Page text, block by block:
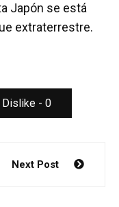
Japón se está
extraterrestre.
- 0
Next Post